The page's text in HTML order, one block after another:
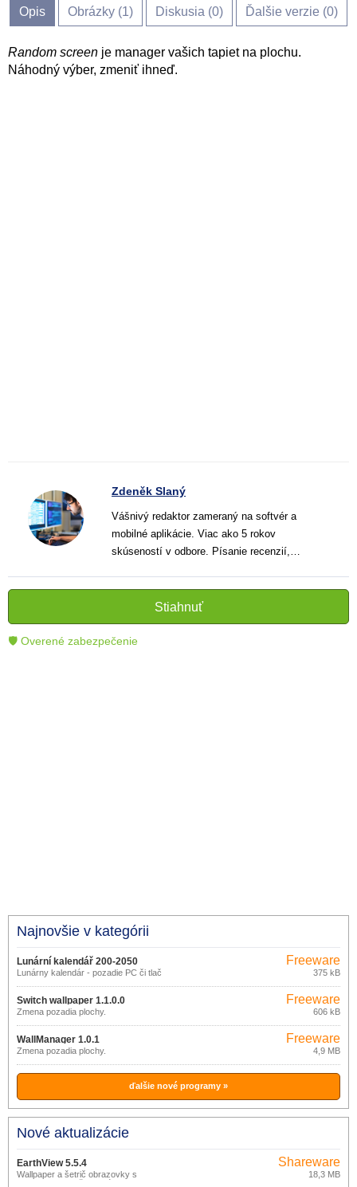
Opis Obrázky (1) Diskusia (0) Ďalšie verzie (0)
Random screen je manager vašich tapiet na plochu.
Náhodný výber, zmeniť ihneď.
Zdeněk Slaný
Vášnivý redaktor zameraný na softvér a
mobilné aplikácie. Viac ako 5 rokov
skúseností v odbore. Písanie recenzií,
informatívnych textov, ktoré pomáhajú
čitateľom lepšie porozumieť a využiť moderné
technológie.
Stiahnuť
🛡 Overené zabezpečenie
Najnovšie v kategórii
Lunární kalendář 200-2050
Lunárny kalendár - pozadie PC či tlač
Freeware
375 kB
Switch wallpaper 1.1.0.0
Zmena pozadia plochy.
Freeware
606 kB
WallManager 1.0.1
Zmena pozadia plochy.
Freeware
4,9 MB
ďalšie nové programy »
Nové aktualizácie
EarthView 5.5.4
Wallpaper a šetrič obrazovky s
pohľadom na našu planétu.
Shareware
18,3 MB